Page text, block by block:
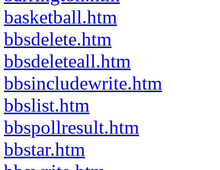
basketball.htm
bbsdelete.htm
bbsdeleteall.htm
bbsincludewrite.htm
bbslist.htm
bbspollresult.htm
bbstar.htm